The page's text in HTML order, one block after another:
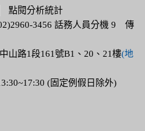
點閱分析統計
3456 話務人員分機 9 傳
山路1段161號B1、20、21樓(地
(固定例假日除外)